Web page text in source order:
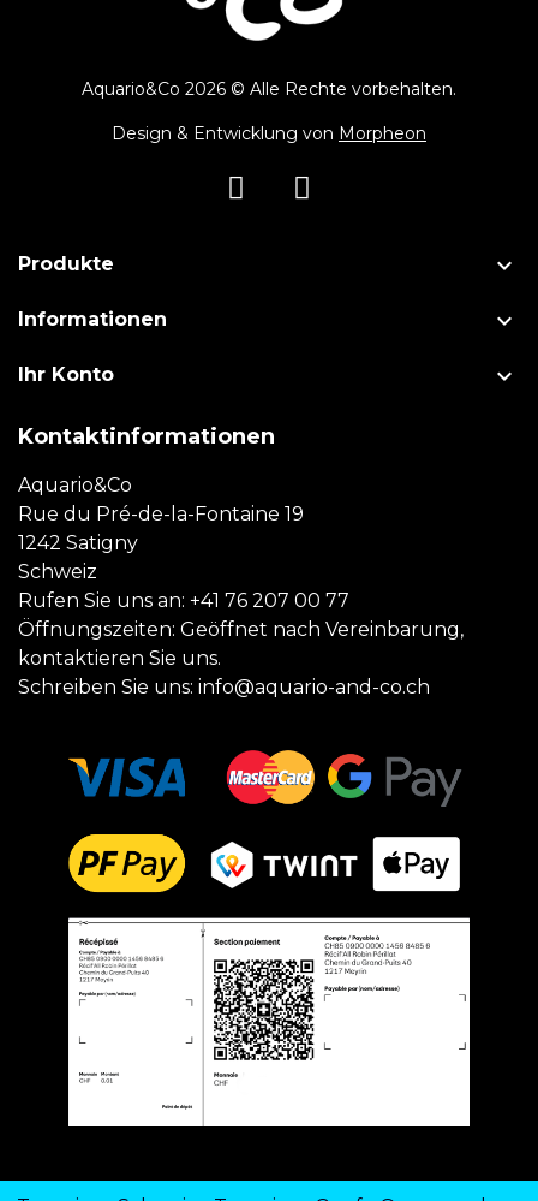
Aquario&Co 2026 © Alle Rechte vorbehalten.
Design & Entwicklung von Morpheon
Produkte 
Informationen 
Ihr Konto 
Kontaktinformationen
Aquario&Co
Rue du Pré-de-la-Fontaine 19
1242 Satigny
Schweiz
Rufen Sie uns an: +41 76 207 00 77
Öffnungszeiten: Geöffnet nach Vereinbarung,
kontaktieren Sie uns.
Schreiben Sie uns: info@aquario-and-co.ch